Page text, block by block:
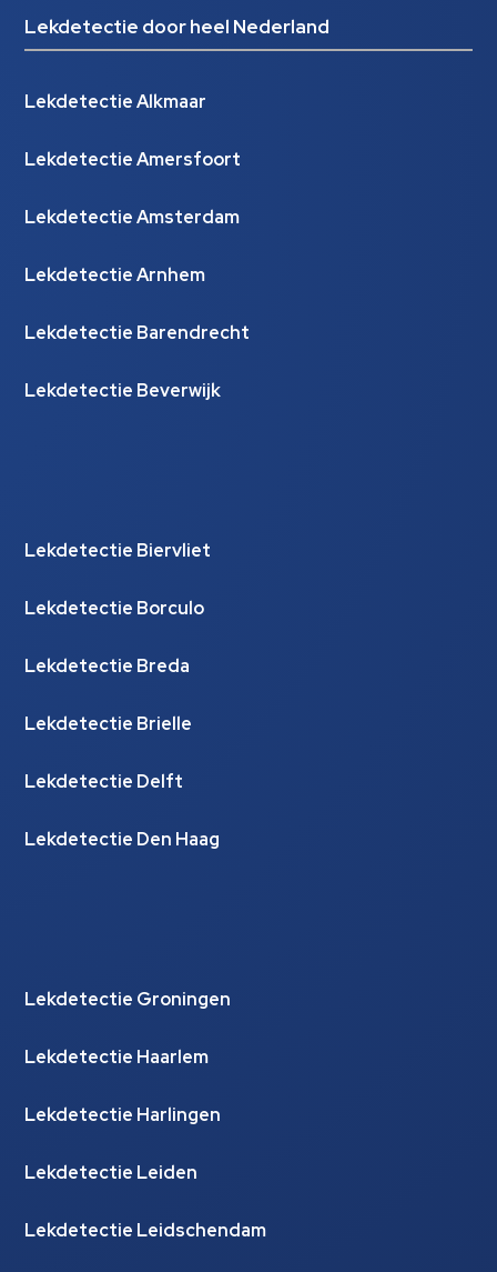
Lekdetectie door heel Nederland
Lekdetectie Alkmaar
Lekdetectie Amersfoort
Lekdetectie Amsterdam
Lekdetectie Arnhem
Lekdetectie Barendrecht
Lekdetectie Beverwijk
Lekdetectie Biervliet
Lekdetectie Borculo
Lekdetectie Breda
Lekdetectie Brielle
Lekdetectie Delft
Lekdetectie Den Haag
Lekdetectie Groningen
Lekdetectie Haarlem
Lekdetectie Harlingen
Lekdetectie Leiden
Lekdetectie Leidschendam